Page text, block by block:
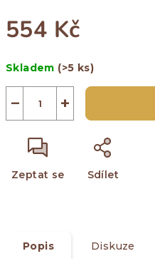
554 Kč
cena:
Skladem (>5 ks)
+
−
Zeptat se Sdílet
Popis Diskuze